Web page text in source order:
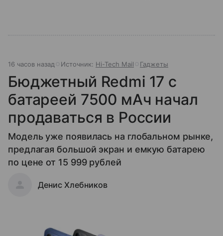
16 часов назад Источник: Hi-Tech Mail Гаджеты
Бюджетный Redmi 17 с
батареей 7500 мАч начал
продаваться в России
Модель уже появилась на глобальном рынке,
предлагая большой экран и емкую батарею
по цене от 15 999 рублей
Денис Хлебников